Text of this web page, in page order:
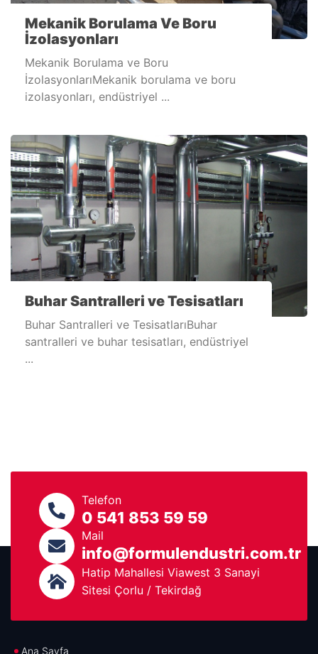
Mekanik Borulama Ve Boru
İzolasyonları
Mekanik Borulama ve Boru
İzolasyonlarıMekanik borulama ve boru
izolasyonları, endüstriyel ...
Buhar Santralleri ve Tesisatları
Buhar Santralleri ve TesisatlarıBuhar
santralleri ve buhar tesisatları, endüstriyel
...
Telefon
0 541 853 59 59
Mail
info@formulendustri.com.tr
Hatip Mahallesi Viawest 3 Sanayi
Sitesi Çorlu / Tekirdağ
Menü
Ana Sayfa